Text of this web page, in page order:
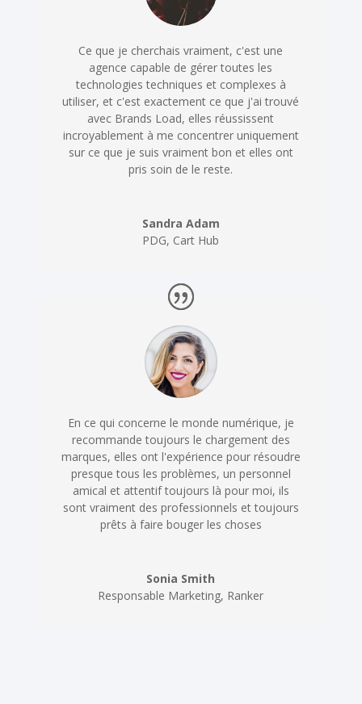
Ce que je cherchais vraiment, c'est une
agence capable de gérer toutes les
technologies techniques et complexes à
utiliser, et c'est exactement ce que j'ai trouvé
avec Brands Load, elles réussissent
incroyablement à me concentrer uniquement
sur ce que je suis vraiment bon et elles ont
pris soin de le reste.
Sandra Adam
PDG, Cart Hub
En ce qui concerne le monde numérique, je
recommande toujours le chargement des
marques, elles ont l'expérience pour résoudre
presque tous les problèmes, un personnel
amical et attentif toujours là pour moi, ils
sont vraiment des professionnels et toujours
prêts à faire bouger les choses
Sonia Smith
Responsable Marketing, Ranker